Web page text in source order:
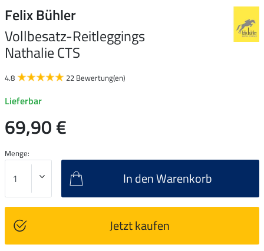
Felix Bühler
Vollbesatz-Reitleggings
Nathalie CTS
4.8 22 Bewertung(en)
Lieferbar
69,90 €
Menge:
In den Warenkorb
Jetzt kaufen